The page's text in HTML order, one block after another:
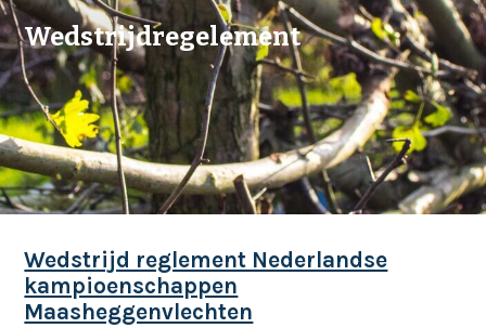
Wedstrijdregelement
Wedstrijd reglement Nederlandse
kampioenschappen
Maasheggenvlechten